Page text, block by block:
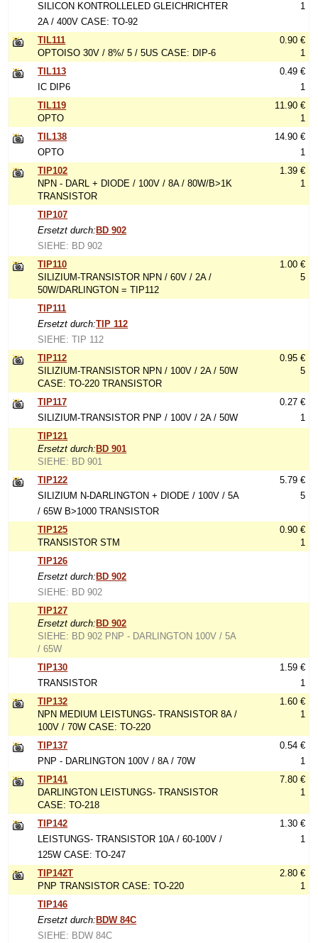
SILICON KONTROLLELED GLEICHRICHTER
2A / 400V CASE: TO-92
1
TIL111
OPTOISO 30V / 8%/ 5 / 5US CASE: DIP-6
0.90 €
1
TIL113
IC DIP6
0.49 €
1
TIL119
OPTO
11.90 €
1
TIL138
OPTO
14.90 €
1
TIP102
NPN - DARL + DIODE / 100V / 8A / 80W/B>1K
TRANSISTOR
1.39 €
1
TIP107
Ersetzt durch: BD 902
SIEHE: BD 902
TIP110
SILIZIUM-TRANSISTOR NPN / 60V / 2A /
50W/DARLINGTON = TIP112
1.00 €
5
TIP111
Ersetzt durch:TIP 112
SIEHE: TIP 112
TIP112
SILIZIUM-TRANSISTOR NPN / 100V / 2A / 50W
CASE: TO-220 TRANSISTOR
0.95 €
5
TIP117
SILIZIUM-TRANSISTOR PNP / 100V / 2A / 50W
0.27 €
1
TIP121
Ersetzt durch: BD 901
SIEHE: BD 901
TIP122
SILIZIUM N-DARLINGTON + DIODE / 100V / 5A
/ 65W B>1000 TRANSISTOR
5.79 €
5
TIP125
TRANSISTOR STM
0.90 €
1
TIP126
Ersetzt durch: BD 902
SIEHE: BD 902
TIP127
Ersetzt durch: BD 902
SIEHE: BD 902 PNP - DARLINGTON 100V / 5A
/ 65W
TIP130
TRANSISTOR
1.59 €
1
TIP132
NPN MEDIUM LEISTUNGS- TRANSISTOR 8A /
100V / 70W CASE: TO-220
1.60 €
1
TIP137
PNP - DARLINGTON 100V / 8A / 70W
0.54 €
1
TIP141
DARLINGTON LEISTUNGS- TRANSISTOR
CASE: TO-218
7.80 €
1
TIP142
LEISTUNGS- TRANSISTOR 10A / 60-100V /
125W CASE: TO-247
1.30 €
1
TIP142T
PNP TRANSISTOR CASE: TO-220
2.80 €
1
TIP146
Ersetzt durch: BDW 84C
SIEHE: BDW 84C